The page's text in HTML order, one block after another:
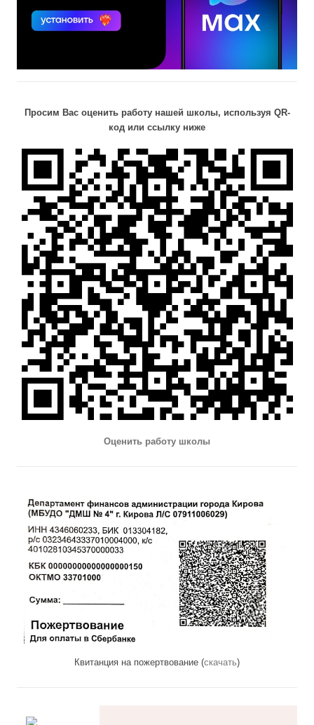
Просим Вас оценить работу нашей школы, используя QR-
код или ссылку ниже
Оценить работу школы
Квитанция на пожертвование (скачать)